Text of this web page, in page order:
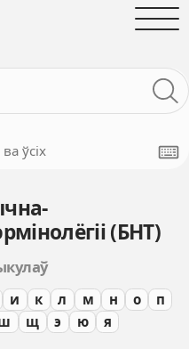
ўсіх
(БНТ)
и к л м н о
п
щ э ю я